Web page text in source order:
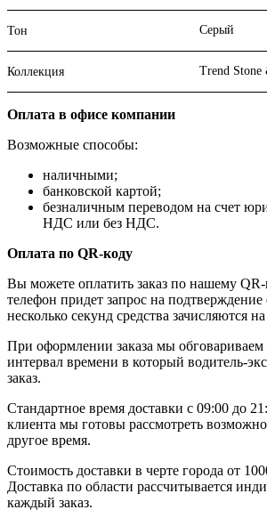
Тон Серый
Коллекция Trend Stone
Оплата в офисе компании
Возможные способы:
наличными;
банковской картой;
безналичным переводом на счет
НДС или без НДС.
Оплата по QR-коду
Вы можете оплатить заказ по нашему
телефон придет запрос на
несколько секунд средства зачисляются
При оформлении заказа мы обговариваем
интервал времени в который водитель-
заказ.
Стандартное время доставки с 09:00 до
клиента мы готовы рассмотреть
другое время.
Стоимость доставки в черте города от
Доставка по области рассчитывается
каждый заказ.